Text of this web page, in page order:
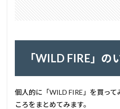
「WILD FIRE」の
個人的に「WILD FIRE」を買っ
ころをまとめてみます。